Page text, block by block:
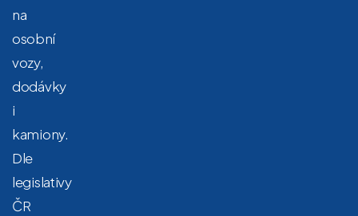
na
osobní
vozy,
dodávky
i
kamiony.
Dle
legislativy
ČR